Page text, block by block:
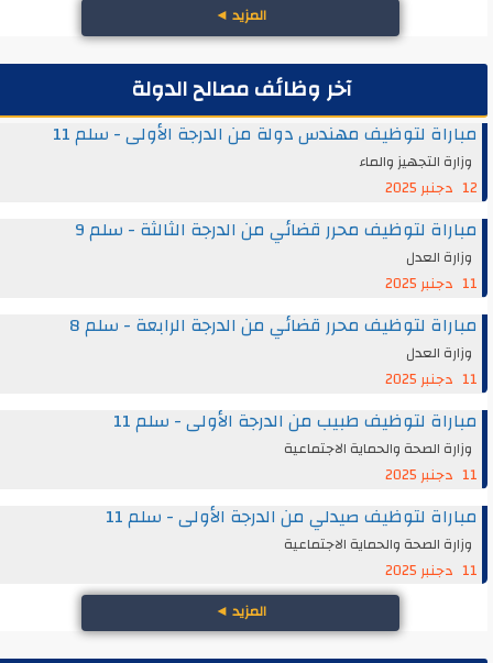
المزيد◄
آخر وظائف مصالح الدولة
مباراة لتوظيف مهندس دولة من الدرجة الأولى - سلم 11
وزارة التجهيز والماء
12 دجنبر 2025
مباراة لتوظيف محرر قضائي من الدرجة الثالثة - سلم 9
وزارة العدل
11 دجنبر 2025
مباراة لتوظيف محرر قضائي من الدرجة الرابعة - سلم 8
وزارة العدل
11 دجنبر 2025
مباراة لتوظيف طبيب من الدرجة الأولى - سلم 11
وزارة الصحة والحماية الاجتماعية
11 دجنبر 2025
مباراة لتوظيف صيدلي من الدرجة الأولى - سلم 11
وزارة الصحة والحماية الاجتماعية
11 دجنبر 2025
المزيد◄